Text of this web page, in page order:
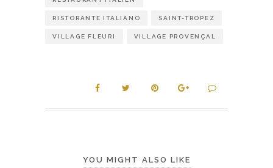
RISTORANTE ITALIANO SAINT-TROPEZ
VILLAGE FLEURI VILLAGE PROVENÇAL
YOU MIGHT ALSO LIKE